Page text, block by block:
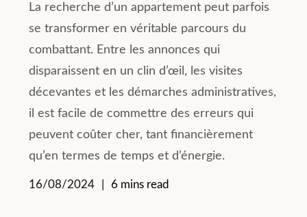
La recherche d’un appartement peut parfois
se transformer en véritable parcours du
combattant. Entre les annonces qui
disparaissent en un clin d’œil, les visites
décevantes et les démarches administratives,
il est facile de commettre des erreurs qui
peuvent coûter cher, tant financièrement
qu’en termes de temps et d’énergie.
16/08/2024 6 mins read